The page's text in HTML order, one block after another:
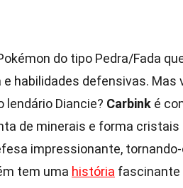
do tipo Pedra/Fada
habilidades defensivas. Mas
lendário Diancie? Carbink é
de minerais e forma
impressionante,
tem uma história fascinante